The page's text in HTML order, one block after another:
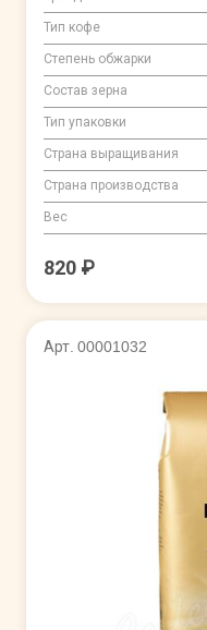
Тип кофе
Степень обжарки
Состав зерна
Тип упаковки
Страна выращивания
Страна производства
Вес
820 ₽
Арт. 00001032